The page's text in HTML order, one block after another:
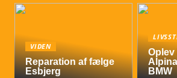
VIDEN
Reparation af fælge
Esbjerg
Oplev
BMW